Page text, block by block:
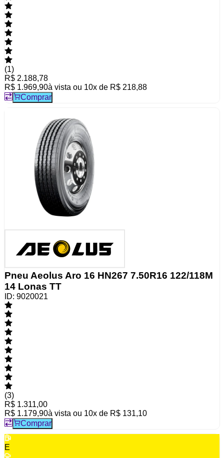
(1)
R$ 2.188,78
R$ 1.969,90à vista ou 10x de R$ 218,88
Comprar
Pneu Aeolus Aro 16 HN267 7.50R16 122/118M
14 Lonas TT
ID: 9020021
(3)
R$ 1.311,00
R$ 1.179,90à vista ou 10x de R$ 131,10
Comprar
E